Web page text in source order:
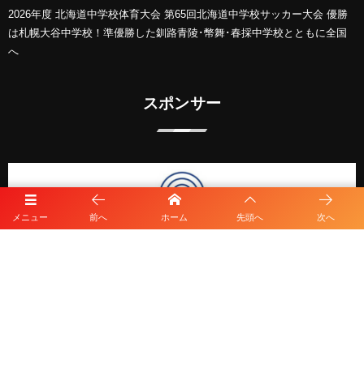
メニュー 前へ ホーム 先頭へ 次へ
2026年度 北海道中学校体育大会 第65回北海道中学校サッカー大会 優勝
は札幌大谷中学校！準優勝した釧路青陵･幣舞･春採中学校とともに全国
へ
スポンサー